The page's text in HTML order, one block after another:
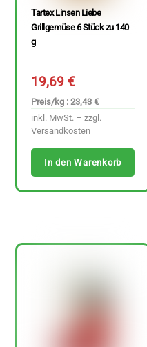
Tartex Linsen Liebe
Grillgemüse 6 Stück zu 140
g
19,69€
Preis/kg : 23,43 €
inkl. MwSt. – zzgl.
Versandkosten
In den Warenkorb